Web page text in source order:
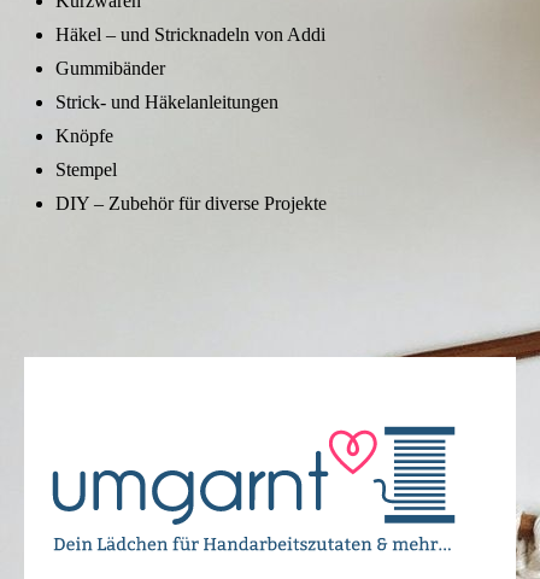
Häkel – und Stricknadeln von Addi
Gummibänder
Strick- und Häkelanleitungen
Knöpfe
Stempel
DIY – Zubehör für diverse Projekte